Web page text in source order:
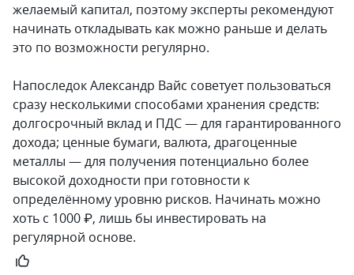
желаемый капитал, поэтому эксперты рекомендуют
начинать откладывать как можно раньше и делать
это по возможности регулярно.
Напоследок Александр Вайс советует пользоваться
сразу несколькими способами хранения средств:
долгосрочный вклад и ПДС — для гарантированного
дохода; ценные бумаги, валюта, драгоценные
металлы — для получения потенциально более
высокой доходности при готовности к
определённому уровню рисков. Начинать можно
хоть с 1000 ₽, лишь бы инвестировать на
регулярной основе.